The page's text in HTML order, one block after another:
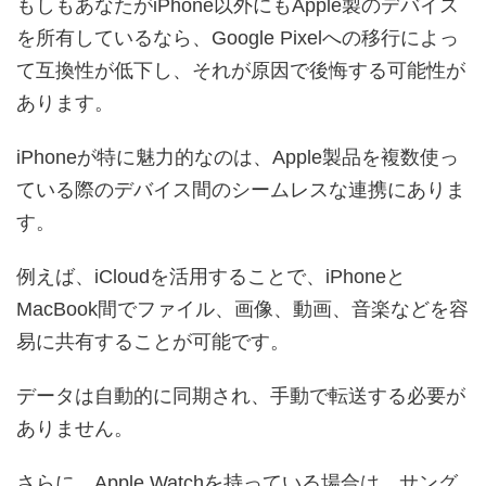
もしもあなたがiPhone以外にもApple製のデバイス
を所有しているなら、Google Pixelへの移行によっ
て互換性が低下し、それが原因で後悔する可能性が
あります。
iPhoneが特に魅力的なのは、Apple製品を複数使っ
ている際のデバイス間のシームレスな連携にありま
す。
例えば、iCloudを活用することで、iPhoneと
MacBook間でファイル、画像、動画、音楽などを容
易に共有することが可能です。
データは自動的に同期され、手動で転送する必要が
ありません。